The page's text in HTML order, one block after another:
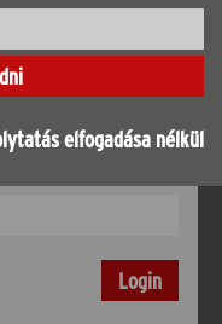
elfogadása nélkül
be!
Login